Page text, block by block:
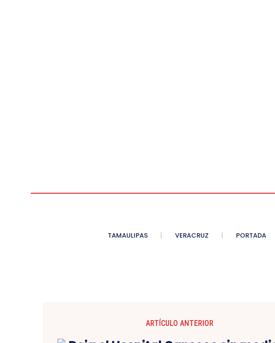
TAMAULIPAS VERACRUZ PORTADA
ARTÍCULO ANTERIOR